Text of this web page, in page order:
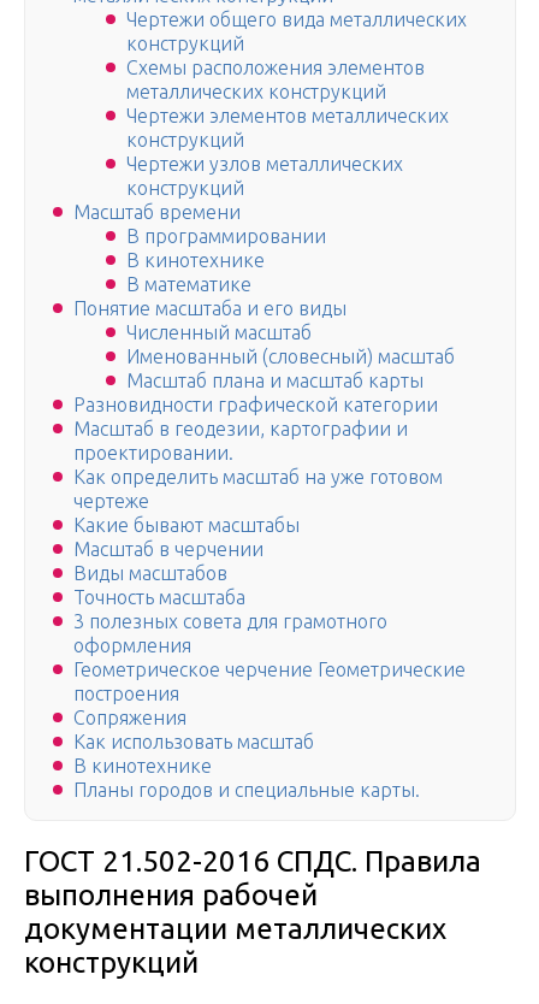
Чертежи общего вида металлических
конструкций
Схемы расположения элементов
металлических конструкций
Чертежи элементов металлических
конструкций
Чертежи узлов металлических
конструкций
Масштаб времени
В программировании
В кинотехнике
В математике
Понятие масштаба и его виды
Численный масштаб
Именованный (словесный) масштаб
Масштаб плана и масштаб карты
Разновидности графической категории
Масштаб в геодезии, картографии и
проектировании.
Как определить масштаб на уже готовом
чертеже
Какие бывают масштабы
Масштаб в черчении
Виды масштабов
Точность масштаба
3 полезных совета для грамотного
оформления
Геометрическое черчение Геометрические
построения
Сопряжения
Как использовать масштаб
В кинотехнике
Планы городов и специальные карты.
ГОСТ 21.502-2016 СПДС. Правила
выполнения рабочей
документации металлических
конструкций